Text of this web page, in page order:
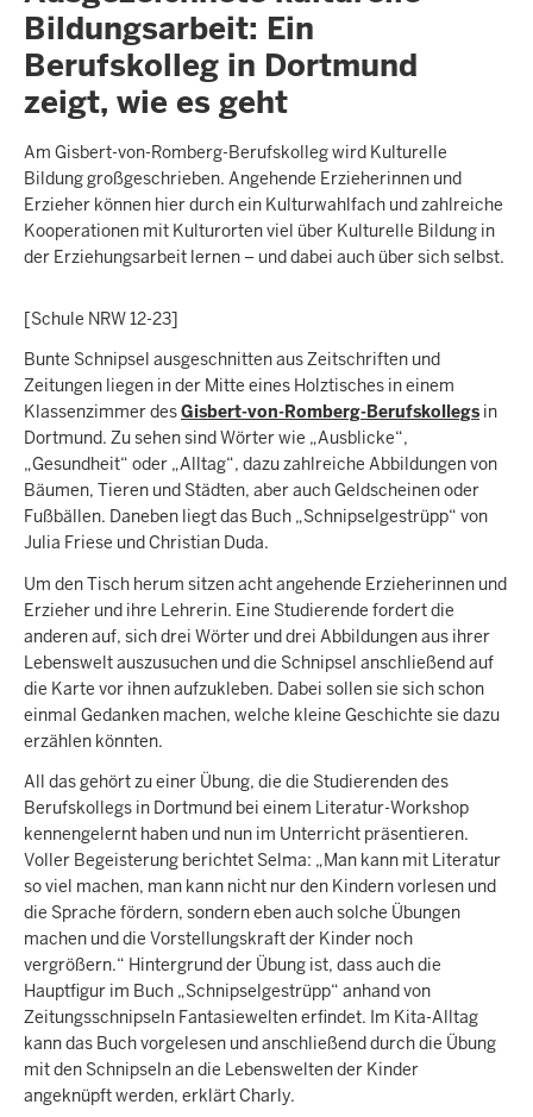
Bildungsarbeit: Ein
Berufskolleg in Dortmund
zeigt, wie es geht
Am Gisbert-von-Romberg-Berufskolleg wird Kulturelle
Bildung großgeschrieben. Angehende Erzieherinnen und
Erzieher können hier durch ein Kulturwahlfach und zahlreiche
Kooperationen mit Kulturorten viel über Kulturelle Bildung in
der Erziehungsarbeit lernen – und dabei auch über sich selbst.
[Schule NRW 12-23]
Bunte Schnipsel ausgeschnitten aus Zeitschriften und
Zeitungen liegen in der Mitte eines Holztisches in einem
Klassenzimmer desGisbert-von-Romberg-Berufskollegs in
Dortmund. Zu sehen sind Wörter wie „Ausblicke“,
„Gesundheit“ oder „Alltag“, dazu zahlreiche Abbildungen von
Bäumen, Tieren und Städten, aber auch Geldscheinen oder
Fußbällen. Daneben liegt das Buch „Schnipselgestrüpp“ von
Julia Friese und Christian Duda.
Um den Tisch herum sitzen acht angehende Erzieherinnen und
Erzieher und ihre Lehrerin. Eine Studierende fordert die
anderen auf, sich drei Wörter und drei Abbildungen aus ihrer
Lebenswelt auszusuchen und die Schnipsel anschließend auf
die Karte vor ihnen aufzukleben. Dabei sollen sie sich schon
einmal Gedanken machen, welche kleine Geschichte sie dazu
erzählen könnten.
All das gehört zu einer Übung, die die Studierenden des
Berufskollegs in Dortmund bei einem Literatur-Workshop
kennengelernt haben und nun im Unterricht präsentieren.
Voller Begeisterung berichtet Selma: „Man kann mit Literatur
so viel machen, man kann nicht nur den Kindern vorlesen und
die Sprache fördern, sondern eben auch solche Übungen
machen und die Vorstellungskraft der Kinder noch
vergrößern.“ Hintergrund der Übung ist, dass auch die
Hauptfigur im Buch „Schnipselgestrüpp“ anhand von
Zeitungsschnipseln Fantasiewelten erfindet. Im Kita-Alltag
kann das Buch vorgelesen und anschließend durch die Übung
mit den Schnipseln an die Lebenswelten der Kinder
angeknüpft werden, erklärt Charly.